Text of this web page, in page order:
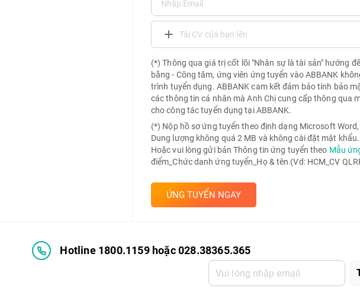
Tải CV của bạn lên
(*) Thông qua giá trị cốt lõi "Nhân sự là tài sản" hướng
bằng - Công tâm, ứng viên ứng tuyển vào ABBANK
trình tuyển dụng. ABBANK cam kết đảm bảo tính bảo
các thông tin cá nhân mà Anh Chị cung cấp thông qua
cho công tác tuyển dụng tại ABBANK.
(*) Nộp hồ sơ ứng tuyển theo định dạng Microsoft Word,
Dung lượng không quá 2 MB và không cài đặt mật khẩu.
Hoặc vui lòng gửi bản Thông tin ứng tuyển theo Mẫu
điểm_Chức danh ứng tuyển_Họ & tên (Vd: HCM_CV
ỨNG TUYỂN NGAY
Hotline 1800.1159 hoặc 028.38365.365